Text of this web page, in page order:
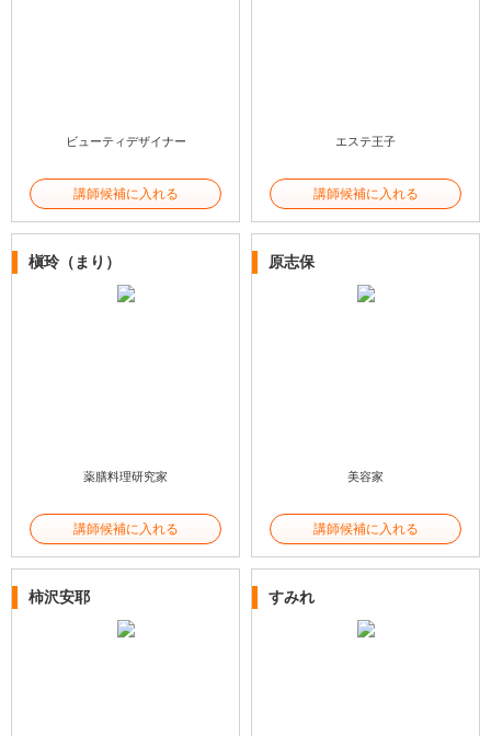
ビューティデザイナー
講師候補に入れる
エステ王子
講師候補に入れる
槇玲（まり）
薬膳料理研究家
講師候補に入れる
原志保
美容家
講師候補に入れる
柿沢安耶 すみれ